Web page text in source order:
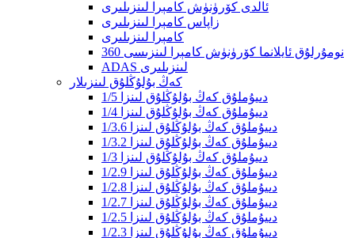
ئالدى كۆرۈنۈش كامېرا لىنزىلىرى
زاپاس كامېرا لىنزىلىرى
كامېرا لىنزىلىرى
360 نومۇرلۇق ئايلانما كۆرۈنۈش كامېرا لىنزىسى
ADAS لىنزىلىرى
كەڭ بۇلۇڭلۇق لىنزىلار
1/5 دىيۇملۇق كەڭ بۇلۇڭلۇق لىنزا
1/4 دىيۇملۇق كەڭ بۇلۇڭلۇق لىنزا
1/3.6 دىيۇملۇق كەڭ بۇلۇڭلۇق لىنزا
1/3.2 دىيۇملۇق كەڭ بۇلۇڭلۇق لىنزا
1/3 دىيۇملۇق كەڭ بۇلۇڭلۇق لىنزا
1/2.9 دىيۇملۇق كەڭ بۇلۇڭلۇق لىنزا
1/2.8 دىيۇملۇق كەڭ بۇلۇڭلۇق لىنزا
1/2.7 دىيۇملۇق كەڭ بۇلۇڭلۇق لىنزا
1/2.5 دىيۇملۇق كەڭ بۇلۇڭلۇق لىنزا
1/2.3 دىيۇملۇق كەڭ بۇلۇڭلۇق لىنزا